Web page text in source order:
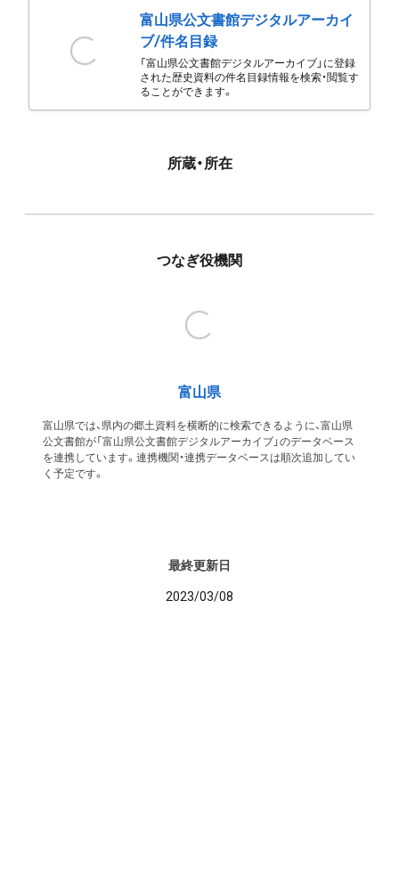
富山県公文書館デジタルアーカイ
ブ/件名目録
「富山県公文書館デジタルアーカイブ」に登録
された歴史資料の件名目録情報を検索・閲覧す
ることができます。
所蔵・所在
つなぎ役機関
富山県
富山県では、県内の郷土資料を横断的に検索できるように、富山県
公文書館が「富山県公文書館デジタルアーカイブ」のデータベース
を連携しています。連携機関・連携データベースは順次追加してい
く予定です。
最終更新日
2023/03/08